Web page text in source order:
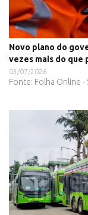
Novo plano do
vezes mais do que
03/07/2026
Fonte: Folha Online -